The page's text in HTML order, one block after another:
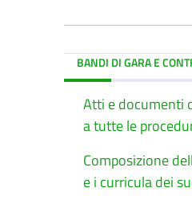
BANDI DI GARA E
Atti e documenti
a tutte le
Composizione
e i curricula dei